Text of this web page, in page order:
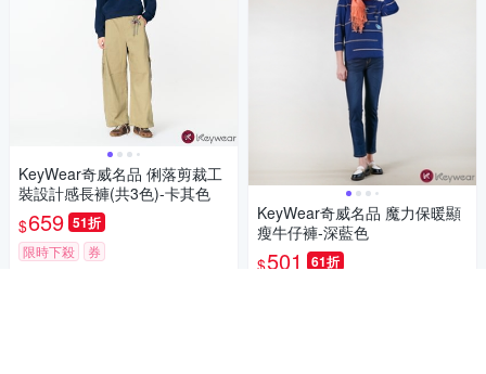
KeyWear奇威名品 俐落剪裁工
裝設計感長褲(共3色)-卡其色
$659 51折
限時下殺 券
KeyWear奇威名品 魔力保暖顯
瘦牛仔褲-深藍色
$501 61折